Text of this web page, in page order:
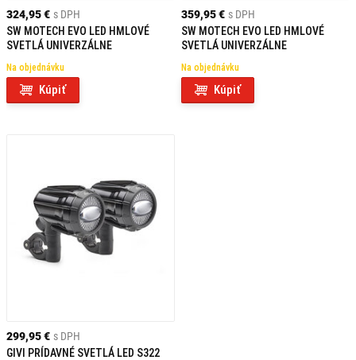
324,95 € s DPH
SW MOTECH EVO LED HMLOVÉ
SVETLÁ UNIVERZÁLNE
Na objednávku
Kúpiť
359,95 € s DPH
SW MOTECH EVO LED HMLOVÉ
SVETLÁ UNIVERZÁLNE
Na objednávku
Kúpiť
299,95 € s DPH
GIVI PRÍDAVNÉ SVETLÁ LED S322